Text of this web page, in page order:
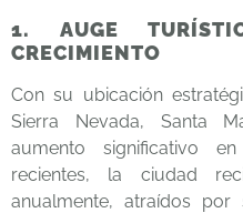
1. AUGE
CRECIMIENTO
Con su ubicación
Sierra Nevada, Santa
aumento significativo
recientes, la ciudad
anualmente, atraídos